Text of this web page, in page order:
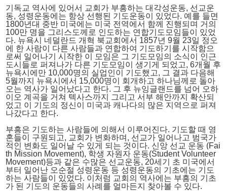
기독교 역사에 있어서 교회가 부흥하는 대각성운동, 선교운
동, 성령운동에는 항상 선행된 기도운동이 있었다. 예를 들면
1800년대 중반 미국에는 미국 전역에서 함께 진행되며 거의
100만 명을 그리스도께로 인도하는 연합기도모임들이 있었
다. 뉴욕시 네덜란드 개혁 북교회에서 1857년 9월 23일 정오
에 한 사람이 다른 사람들과 연합하여 기도하기를 시작함으
로써 일어나기 시작한 이 모임은 그 기도모임의 소식이 인근
도시들로 퍼져나가 다른 기도모임이 생기게 되었고, 6개월 후
뉴욕시에만 10,000명의 실업인이 기도했고, 그 결과 다음해
5월까지 뉴욕시에서 15,000명이 회개하고 하나님께로 돌아
오는 역사가 일어났다고 한다. 그 후 뉴잉글랜드를 넘어 오하
이오 계곡을 거쳐 텍사스까지 그리고 서부 해안까지 확산되
었고 이 기도의 정신이 미국과 캐나다의 많은 지역으로 퍼져
나갔다고 한다.
부흥은 기도하는 사람들에 의해서 이루어진다. 기도할 때 영
혼들이 구원되고, 교회가 변화하며, 선교가 일어나고 범국가
적인 변화도 일어날 수 있게 되는 것이다. 신앙 선교 운동 (Fai
th Mission Movement), 학생 자원자 운동(Student Volunteer
Movement)등과 같은 수많은 선교운동, 20세기 초 미국에서
부터 일어난 오순절 성령운동 등 성령운동의 기초에는 기도
하는 사람들이 있었다. 이처럼 교회의 역사에는 부흥의 기초
가 된 기도의 운동들의 사례를 얼마든지 찾아볼 수 있다.